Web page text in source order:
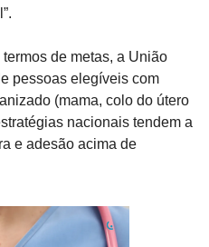
de metas, a União
pessoas elegíveis com
(mama, colo do útero
nacionais tendem a
e adesão acima de